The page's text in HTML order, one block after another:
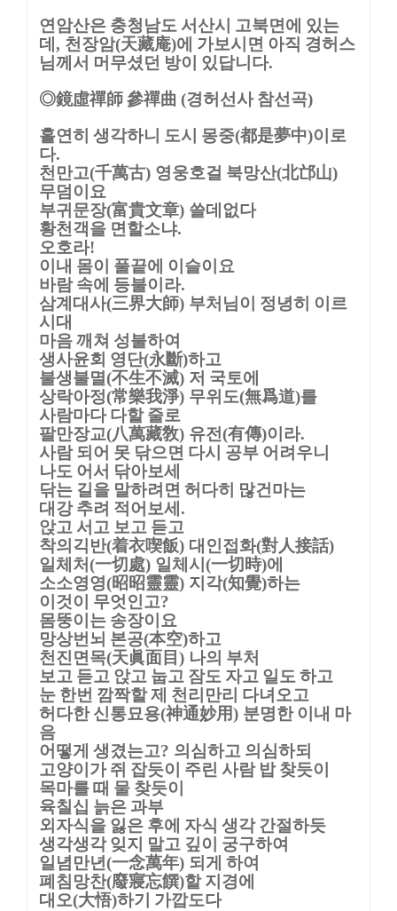
연암산은 충청남도 서산시 고북면에 있는
데 , 천장암(天藏庵)에 가보시면 아직 경허스
님께서 머무셨던 방이 있답니다.
◎鏡虛禪師 參禪曲 (경허선사 참선곡)
홀연히 생각하니 도시 몽중(都是夢中)이로
다.
천만고(千萬古) 영웅호걸 북망산(北邙山)
무덤이요
부귀문장(富貴文章) 쓸데없다
황천객을 면할소냐.
오호라!
이내 몸이 풀끝에 이슬이요
바람 속에 등불이라.
삼계대사(三界大師) 부처님이 정녕히 이르
시대
마음 깨쳐 성불하여
생사윤회 영단(永斷)하고
불생불멸(不生不滅) 저 국토에
상락아정(常樂我淨) 무위도(無爲道)를
사람마다 다할 줄로
팔만장교(八萬藏敎) 유전(有傳)이라.
사람 되어 못 닦으면 다시 공부 어려우니
나도 어서 닦아보세
닦는 길을 말하려면 허다히 많건마는
대강 추려 적어보세 .
앉고 서고 보고 듣고
착의긱반(着衣喫飯) 대인접화(對人接話)
일체처(一切處) 일체시 (一切時)에
소소영영(昭昭靈靈) 지각(知覺)하는
이것이 무엇인고?
몸뚱이는 송장이요
망상번뇌 본공(本空)하고
천진면목(天眞面目 ) 나의 부처
보고 듣고 앉고 눕고 잠도 자고 일도 하고
눈 한번 깜짝할 제 천리만리 다녀오고
허다한 신통묘용(神通妙用) 분명한 이내 마
음
어떻게 생겼는고? 의심하고 의심하되
고양이가 쥐 잡듯이 주린 사람 밥 찾듯이
목마를 때 물 찾듯이
육칠십 늙은 과부
외자식을 잃은 후에 자식 생각 간절하듯
생각생각 잊지 말고 깊이 궁구하여
일념만년(一念萬年) 되게 하여
폐침망찬(廢寢忘饌)할 지경에
대오(大悟)하기 가깝도다